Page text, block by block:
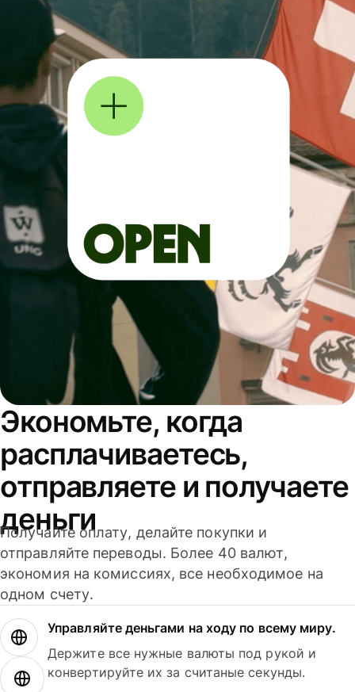
Экономьте, когда
расплачиваетесь,
отправляете и получаете
деньги
Получайте оплату, делайте покупки и
отправляйте переводы. Более 40 валют,
экономия на комиссиях, все необходимое на
одном счету.
Управляйте деньгами на ходу по всему миру.
Держите все нужные валюты под рукой и
конвертируйте их за считаные секунды.